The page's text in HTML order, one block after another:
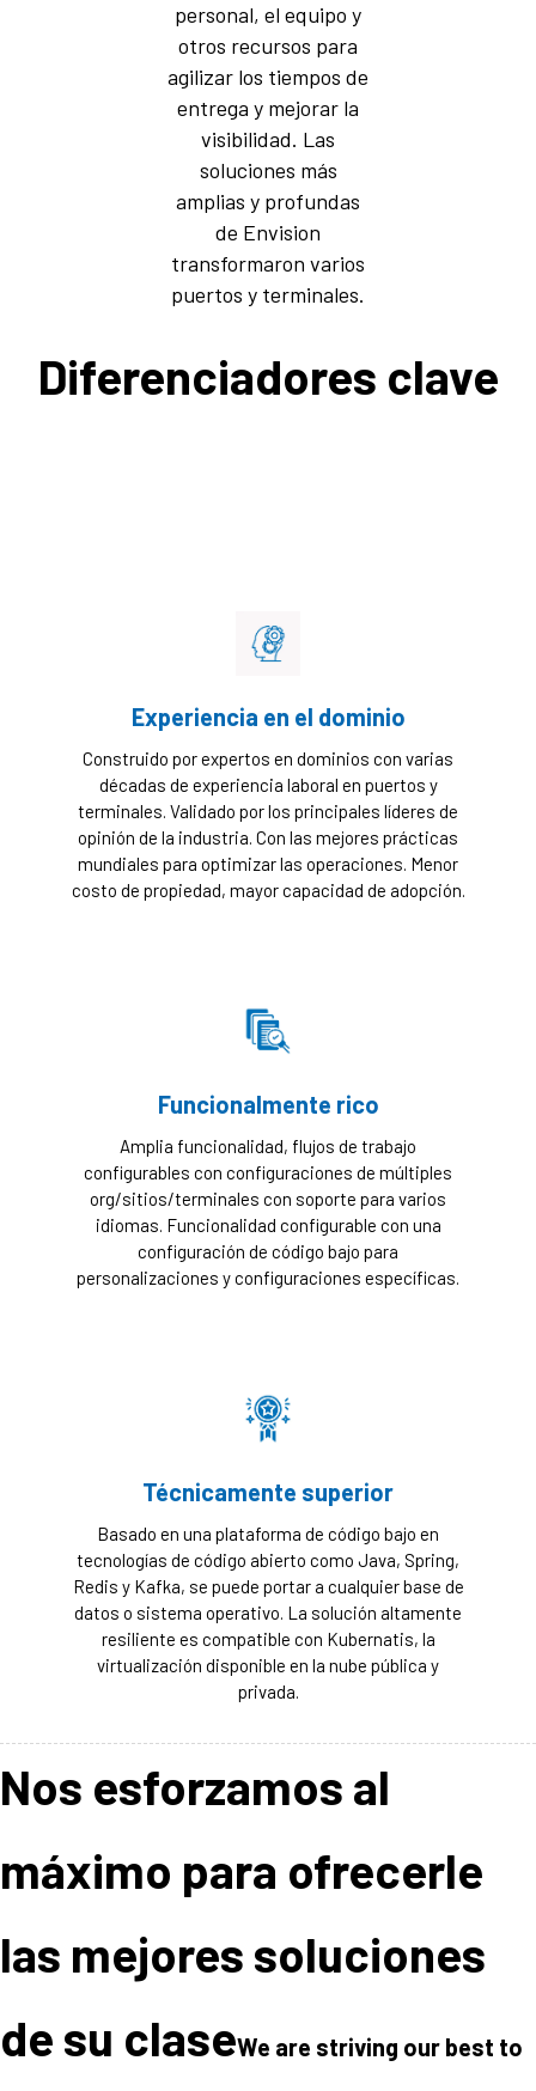
personal, el equipo y
otros recursos para
agilizar los tiempos de
entrega y mejorar la
visibilidad. Las
soluciones más
amplias y profundas
de Envision
transformaron varios
puertos y terminales.
Diferenciadores clave
Experiencia en el dominio
Construido por expertos en dominios con varias
décadas de experiencia laboral en puertos y
terminales. Validado por los principales líderes de
opinión de la industria. Con las mejores prácticas
mundiales para optimizar las operaciones. Menor
costo de propiedad, mayor capacidad de adopción.
Funcionalmente rico
Amplia funcionalidad, flujos de trabajo
configurables con configuraciones de múltiples
org/sitios/terminales con soporte para varios
idiomas. Funcionalidad configurable con una
configuración de código bajo para
personalizaciones y configuraciones específicas.
Técnicamente superior
Basado en una plataforma de código bajo en
tecnologías de código abierto como Java, Spring,
Redis y Kafka, se puede portar a cualquier base de
datos o sistema operativo. La solución altamente
resiliente es compatible con Kubernatis, la
virtualización disponible en la nube pública y
privada.
Nos esforzamos al
máximo para ofrecerle
las mejores soluciones
de su claseWe are striving our best to